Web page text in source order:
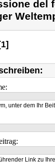
del
unter dem Ihr
Link zu